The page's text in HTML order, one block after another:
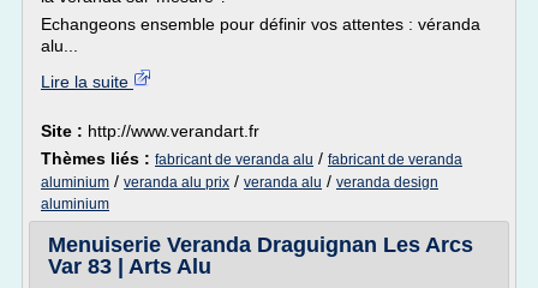
Echangeons ensemble pour définir vos attentes : véranda
alu...
Lire la suite
Site : http://www.verandart.fr
Thèmes liés : fabricant de veranda alu / fabricant de veranda
aluminium / veranda alu prix / veranda alu / veranda design
aluminium
Menuiserie Veranda Draguignan Les Arcs
Var 83 | Arts Alu